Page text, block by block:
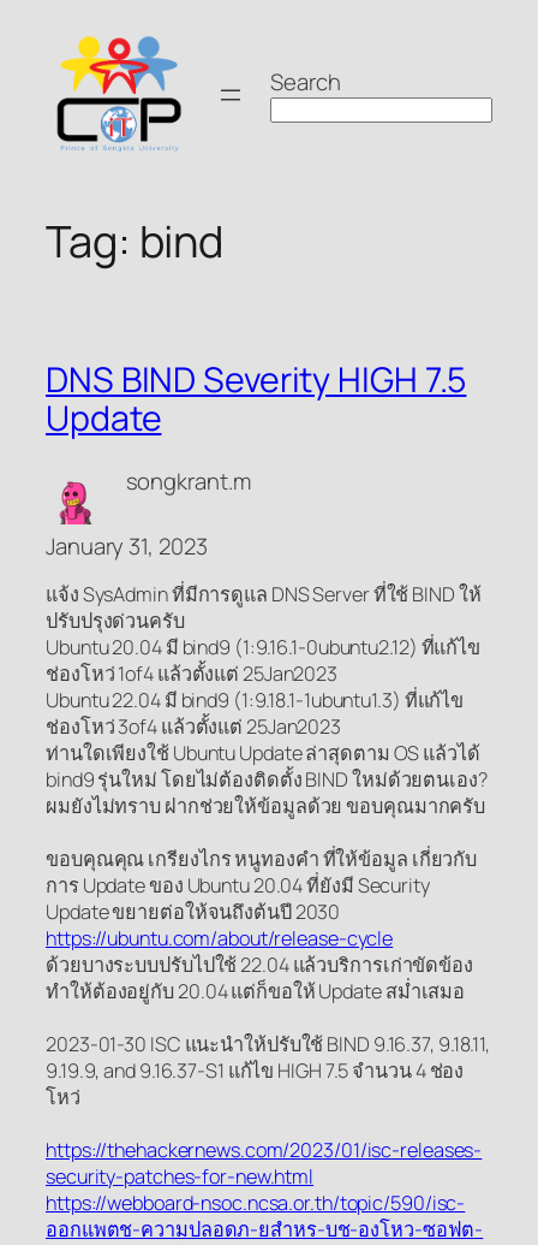
content
Search
Tag: bind
DNS BIND Severity HIGH 7.5
Update
songkrant.m
January 31, 2023
แจ้ง SysAdmin ที่มีการดูแล DNS Server ที่ใช้ BIND ให้
ปรับปรุงด่วนครับ
Ubuntu 20.04 มี bind9 (1:9.16.1-0ubuntu2.12) ที่แก้ไข
ช่องโหว่ 1of4 แล้วตั้งแต่ 25Jan2023
Ubuntu 22.04 มี bind9 (1:9.18.1-1ubuntu1.3) ที่แก้ไข
ช่องโหว่ 3of4 แล้วตั้งแต่ 25Jan2023
ท่านใดเพียงใช้ Ubuntu Update ล่าสุดตาม OS แล้วได้
bind9 รุ่นใหม่ โดยไม่ต้องติดตั้ง BIND ใหม่ด้วยตนเอง?
ผมยังไม่ทราบ ฝากช่วยให้ข้อมูลด้วย ขอบคุณมากครับ
ขอบคุณคุณ เกรียงไกร หนูทองคำ ที่ให้ข้อมูล เกี่ยวกับ
การ Update ของ Ubuntu 20.04 ที่ยังมี Security
Update ขยายต่อให้จนถึงต้นปี 2030
https://ubuntu.com/about/release-cycle
ด้วยบางระบบปรับไปใช้ 22.04 แล้วบริการเก่าขัดข้อง
ทำให้ต้องอยู่กับ 20.04 แต่ก็ขอให้ Update สม่ำเสมอ
2023-01-30 ISC แนะนำให้ปรับใช้ BIND 9.16.37, 9.18.11,
9.19.9, and 9.16.37-S1 แก้ไข HIGH 7.5 จำนวน 4 ช่อง
โหว่
https://thehackernews.com/2023/01/isc-releases-
security-patches-for-new.html
https://webboard-nsoc.ncsa.or.th/topic/590/isc-
ออกแพตช-ความปลอดภ-ยสำหร-บช-องโหว-ซอฟต-